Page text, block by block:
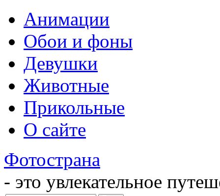
Анимации
Обои и фоны
Девушки
Животные
Прикольные
О сайте
Фотострана
- это увлекательное